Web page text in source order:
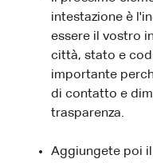
intestazione è
essere il vostro
città, stato e
importante
di contatto e
trasparenza.
Aggiungete poi